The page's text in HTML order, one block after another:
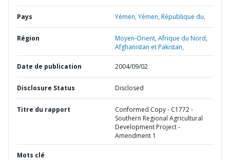
Pays Yémen,Yémen,République du,
Région
Moyen-Orient, Afrique du Nord,
Afghanistan et Pakistan,
Date de publication 2004/09/02
Disclosure Status Disclosed
Titre du rapport
Conformed Copy - C1772 -
Southern Regional Agricultural
Development Project -
Amendment 1
Mots clé